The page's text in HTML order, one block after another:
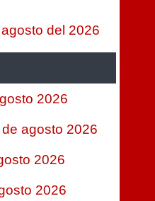
del 2026
2026
agosto 2026
2026
2026